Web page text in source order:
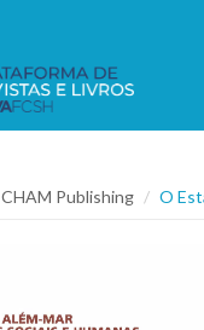
CHAM Publishing O